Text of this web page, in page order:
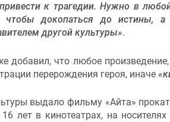
к трагедии. Нужно в
чтобы докопаться до истины,
другой культуры».
добавил, что любое
перерождения героя, иначе
выдало фильму «Айта»
лет в кинотеатрах, на